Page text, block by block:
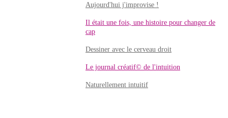
Aujourd'hui j'improvise !
Il était une fois, une histoire pour changer de
cap
Dessiner avec le cerveau droit
Le journal créatif© de l'intuition
Naturellement intuitif